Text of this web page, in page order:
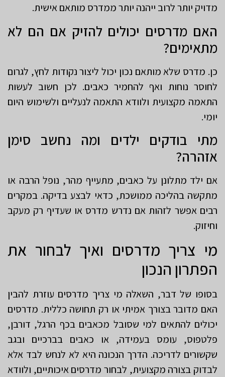
מדויק יותר לרוב ייהנה יותר ממדרס מותאם אישית.
האם מדרסים יכולים להזיק אם הם לא
מתאימים?
כן. מדרס שלא מותאם נכון יכול ליצור נקודות לחץ, לגרום
לחוסר נוחות ואף להחמיר כאבים. לכן חשוב לעשות
התאמה מקצועית ולוודא התאמה לנעליים ולשימוש היום
יומי.
מתי בודקים ילדים ומה נחשב סימן
אזהרה?
אם ילד מתלונן על כאבים, מתעייף מהר, נופל הרבה או
מתקשה בהליכה ממושכת, כדאי לבצע בדיקה. במקרים
רבים אפשר לזהות אם נדרש מדרס או שעדיף רק מעקב
וחיזוק.
מי צריך מדרסים ואיך לבחור את
הפתרון הנכון
בסופו של דבר, השאלה מי צריך מדרסים עוזרת להבין
האם מדובר בצורך אמיתי או רק תחושה כללית. מדרסים
יכולים להתאים למי שסובל מכאבים בכף הרגל, דורבן,
פלטפוס, עומס בעמידה, או כאבים בברכיים ובגב
שקשורים לדריכה. הדרך הנכונה היא לא לנחש לבד אלא
לבדוק בצורה מקצועית, לבחור מדרסים איכותיים, ולוודא